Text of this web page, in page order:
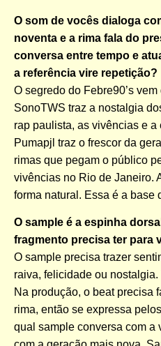
O som de vocês dialoga
noventa e a rima fala do
conversa entre tempo e
a referência vire repetição?
O segredo do Febre90’s
SonoTWS traz a nostalgia
rap paulista, as vivências e a
Pumapjl traz o frescor da
rimas que pegam o público
vivências no Rio de Janeiro.
forma natural. Essa é a base
O sample é a espinha
fragmento precisa ter para
O sample precisa trazer
raiva, felicidade ou nostalgia.
Na produção, o beat precisa
rima, então se expressa
qual sample conversa com a